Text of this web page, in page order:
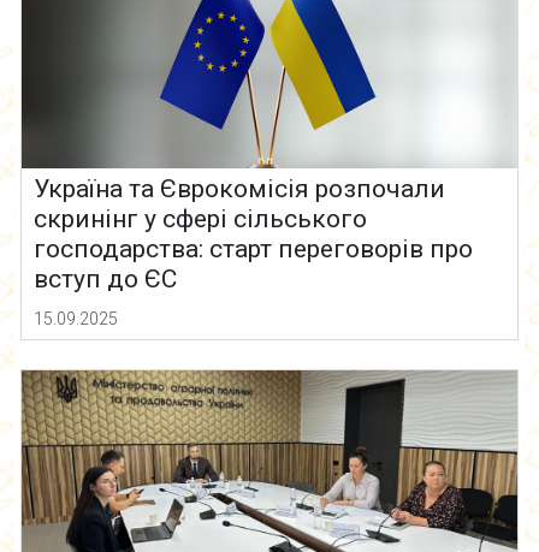
Україна та Єврокомісія розпочали
скринінг у сфері сільського
господарства: старт переговорів про
вступ до ЄС
15.09.2025